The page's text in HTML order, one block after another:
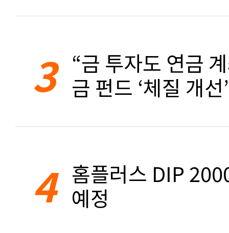
3 “금 투자도 연금
금 펀드 ‘체질 개선’
4 홈플러스 DIP
예정